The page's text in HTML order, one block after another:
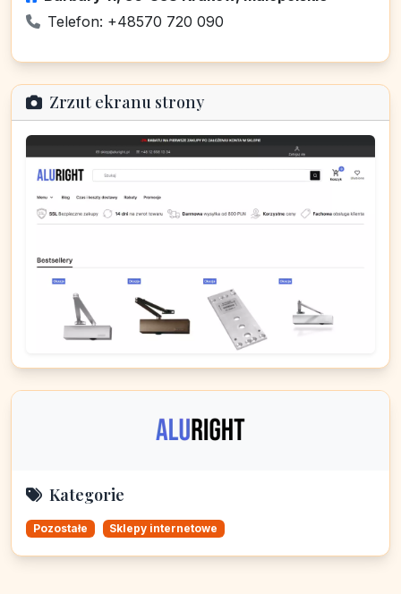
Telefon: +48570 720 090
Zrzut ekranu strony
Kategorie
Pozostałe Sklepy internetowe